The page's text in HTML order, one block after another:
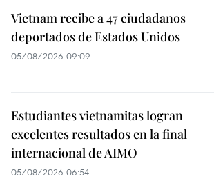
Vietnam recibe a 47 ciudadanos
deportados de Estados Unidos
05/08/2026 09:09
Estudiantes vietnamitas logran
excelentes resultados en la final
internacional de AIMO
05/08/2026 06:54